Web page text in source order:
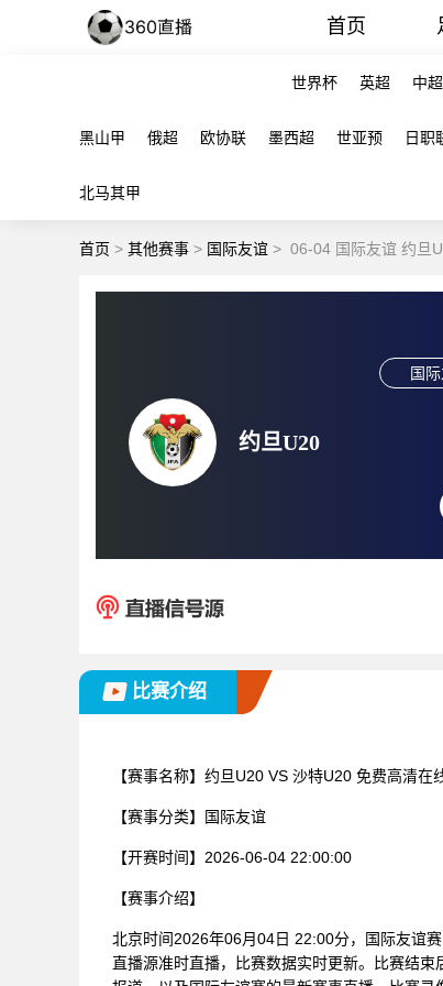
首页
世界杯 英超 中超
黑山甲 俄超 欧协联 墨西超 世亚预 日职
北马其甲
首页 > 其他赛事 > 国际友谊 > 06-04 国际友谊 约旦
约旦U20
国
比赛介绍
【赛事名称】 约旦U20 VS 沙特U20 免费高清在
【赛事分类】 国际友谊
【开赛时间】 2026-06-04 22:00:00
【赛事介绍】
北京时间2026年06月04日 22:00分，国际友谊
直播源准时直播，比赛数据实时更新。比赛结